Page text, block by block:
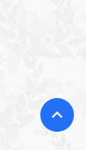
keyboard_arrow_up